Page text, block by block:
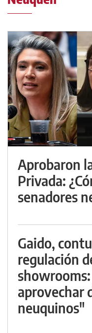
Aprobaron
Privada:
senadores
Gaido,
regulación
aprovechar
neuquinos"